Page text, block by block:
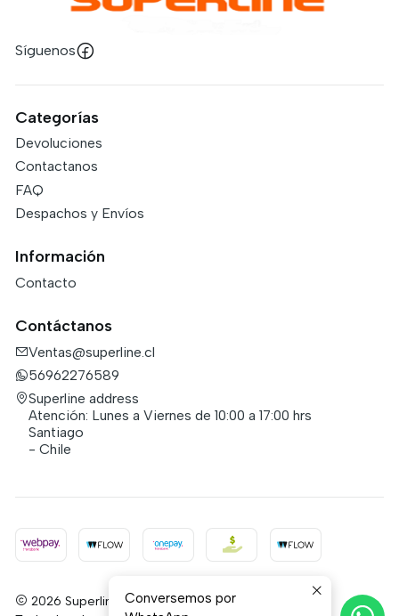
Síguenos
Categorías
Devoluciones
Contactanos
FAQ
Despachos y Envíos
Información
Contacto
Contáctanos
Ventas@superline.cl
56962276589
Superline address
Atención: Lunes a Viernes de 10:00 a 17:00 hrs
Santiago
- Chile
2026 Superline.
Conversemos por